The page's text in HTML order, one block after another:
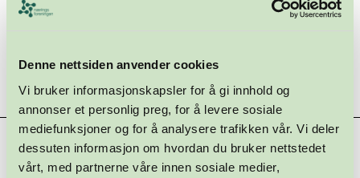
Denne nettsiden anvender cookies
Vi bruker informasjonskapsler for å gi innhold og
annonser et personlig preg, for å levere sosiale
mediefunksjoner og for å analysere trafikken vår. Vi deler
dessuten informasjon om hvordan du bruker nettstedet
vårt, med partnerne våre innen sosiale medier,
Hovedsamarbeidspartnere